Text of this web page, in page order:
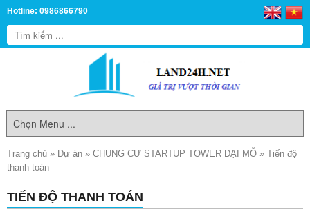
Hotline: 0986866790
Trang chủ » Dự án » CHUNG CƯ STARTUP TOWER ĐẠI MỖ » Tiến độ
thanh toán
TIẾN ĐỘ THANH TOÁN